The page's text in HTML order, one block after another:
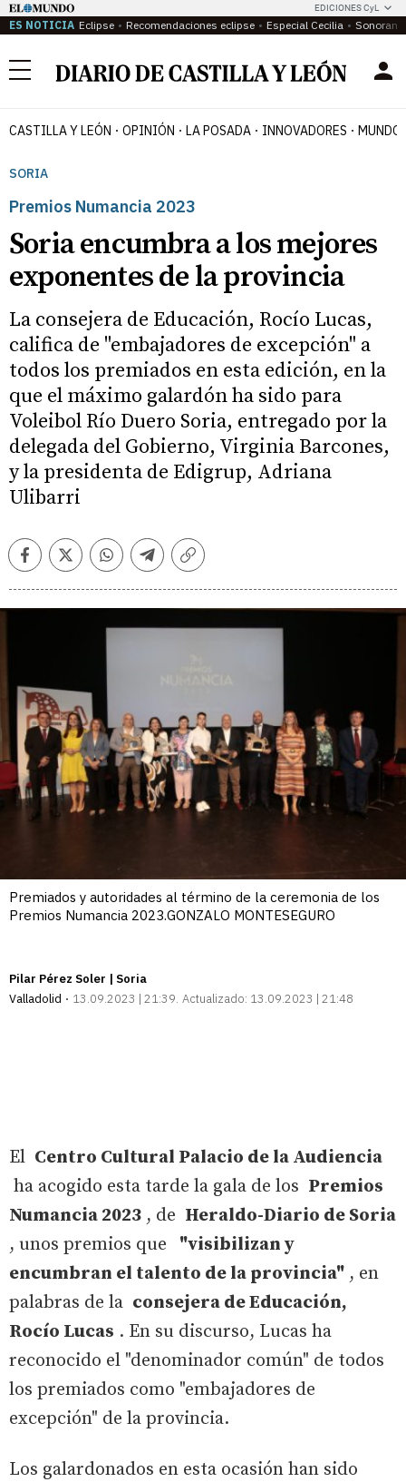
EDICIONES CyL
ES NOTICIA Eclipse Recomendaciones eclipse Especial Cecilia
Menú
CASTILLA Y LEÓN OPINIÓN LA POSADA INNOVADORES MUNDO
SORIA
Premios Numancia 2023
Soria encumbra a los mejores
exponentes de la provincia
La consejera de Educación, Rocío Lucas,
califica de "embajadores de excepción" a
todos los premiados en esta edición, en la
que el máximo galardón ha sido para
Voleibol Río Duero Soria, entregado por la
delegada del Gobierno, Virginia Barcones,
y la presidenta de Edigrup, Adriana
Ulibarri
FacebookTwitterWhatsappTelegramCopiar
Premiados y autoridades al término de la ceremonia de los
Premios Numancia 2023.GONZALO MONTESEGURO
Pilar Pérez Soler | Soria
Valladolid
13.09.2023 | 21:39 Actualizado: 13.09.2023 | 21:48
El Centro Cultural Palacio de la Audiencia
ha acogido esta tarde la gala de los Premios
Numancia 2023 , de Heraldo-Diario de Soria
, unos premios que
"visibilizan y
encumbran el talento de la provincia" , en
palabras de la consejera de Educación,
Rocío Lucas . En su discurso, Lucas ha
reconocido el "denominador común" de todos
los premiados como "embajadores de
excepción" de la provincia.
Los galardonados en esta ocasión han sido